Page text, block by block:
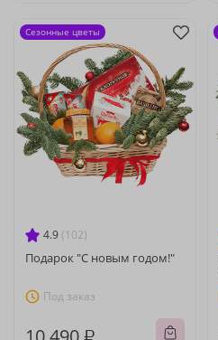
4.9 (102)
Подарок "С новым годом!"
Под заказ
Сезонные цветы